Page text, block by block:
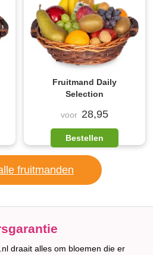
Fruitmand Daily
Selection
voor 28,95
Bestellen
fruitmanden
draait alles om bloemen die er